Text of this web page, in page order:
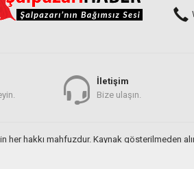
İletişim
Bize ulaşın.
her hakkı mahfuzdur. Kaynak gösterilmeden